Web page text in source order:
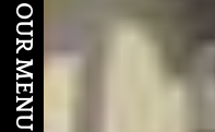
OUR MENU